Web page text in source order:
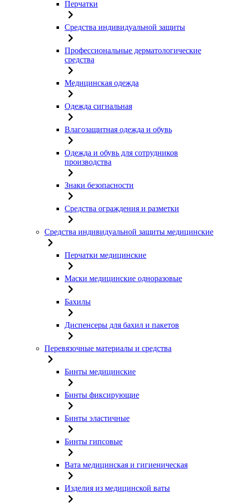
Перчатки
Средства индивидуальной защиты
Профессиональные дерматологические
средства
Медицинская одежда
Одежда сигнальная
Влагозащитная одежда и обувь
Одежда и обувь для сотрудников
производства
Знаки безопасности
Средства ограждения и разметки
Средства индивидуальной защиты медицинские
Перчатки медицинские
Маски медицинские одноразовые
Бахилы
Диспенсеры для бахил и пакетов
Перевязочные материалы и средства
Бинты медицинские
Бинты фиксирующие
Бинты эластичные
Бинты гипсовые
Вата медицинская и гигиеническая
Изделия из медицинской ваты